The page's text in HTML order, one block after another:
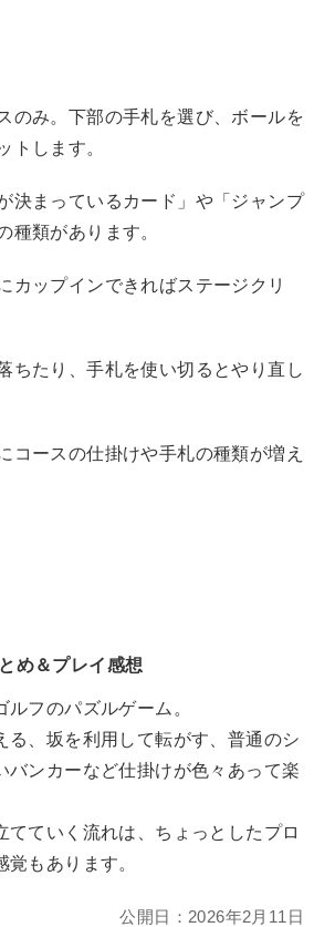
のみ。下部の手札を選び、ボールを
トします。
決まっているカード」や「ジャンプ
種類があります。
カップインできればステージクリ
ちたり、手札を使い切るとやり直し
コースの仕掛けや手札の種類が増え
め＆プレイ感想
フのパズルゲーム。
る、坂を利用して転がす、普通のシ
バンカーなど仕掛けが色々あって楽
てていく流れは、ちょっとしたプロ
もあります。
公開日： 2026年2月11日